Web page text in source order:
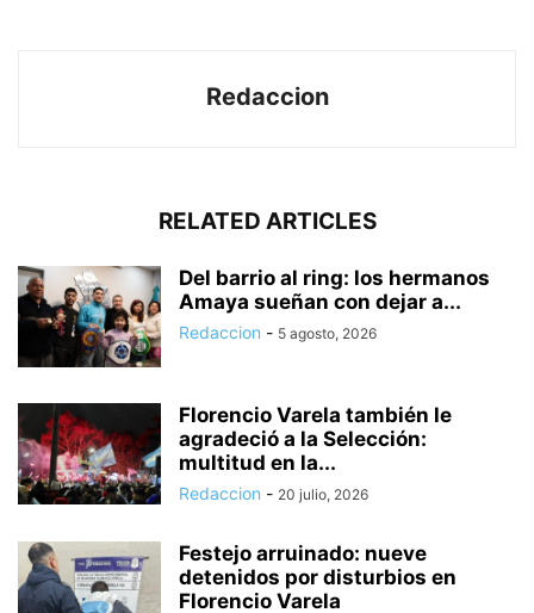
Redaccion
RELATED ARTICLES
Del barrio al ring: los hermanos
Amaya sueñan con dejar a...
Redaccion - 5 agosto, 2026
Florencio Varela también le
agradeció a la Selección:
multitud en la...
Redaccion - 20 julio, 2026
Festejo arruinado: nueve
detenidos por disturbios en
Florencio Varela